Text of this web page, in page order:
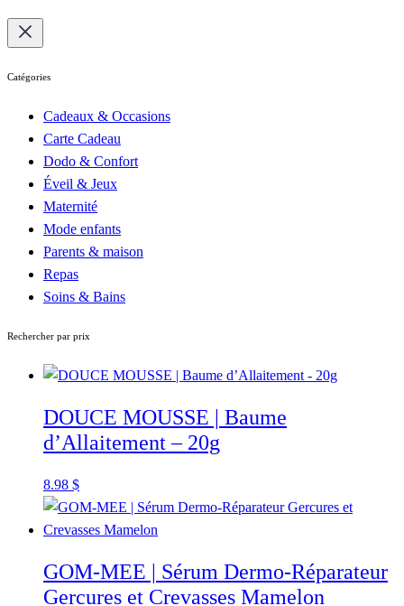
Catégories
Cadeaux & Occasions
Carte Cadeau
Dodo & Confort
Éveil & Jeux
Maternité
Mode enfants
Parents & maison
Repas
Soins & Bains
Rechercher par prix
DOUCE MOUSSE | Baume
d’Allaitement – 20g
8.98 $
GOM-MEE | Sérum Dermo-Réparateur
Gercures et Crevasses Mamelon